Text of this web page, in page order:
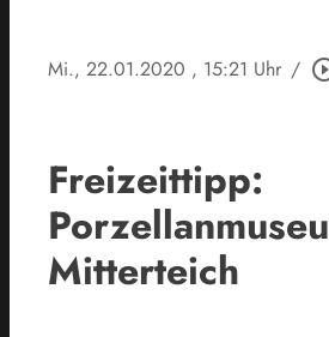
Mi., 22.01.2020 , 15:21 Uhr /
Freizeittipp:
Mitterteich